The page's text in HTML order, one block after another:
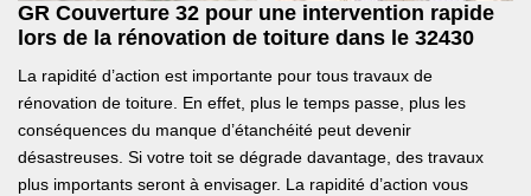
GR Couverture 32 pour une intervention rapide
lors de la rénovation de toiture dans le 32430
La rapidité d’action est importante pour tous travaux de
rénovation de toiture. En effet, plus le temps passe, plus les
conséquences du manque d’étanchéité peut devenir
désastreuses. Si votre toit se dégrade davantage, des travaux
plus importants seront à envisager. La rapidité d’action vous